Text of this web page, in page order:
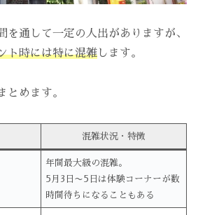
を通して一定の人出がありますが、
ト時には特に混雑 します。
とめます。
混雑状況・特徴
年間最大級の混雑。
5月3日〜5日は体験コーナーが数
時間待ちになることもある